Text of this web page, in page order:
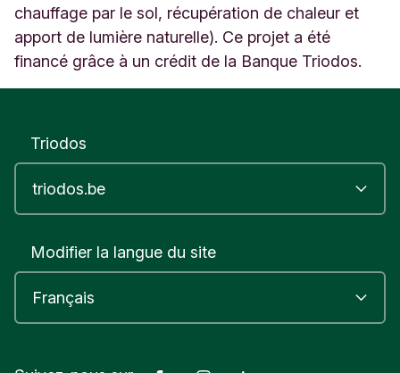
chauffage par le sol, récupération de chaleur et
apport de lumière naturelle). Ce projet a été
financé grâce à un crédit de la Banque Triodos.
Triodos
Modifier la langue du site